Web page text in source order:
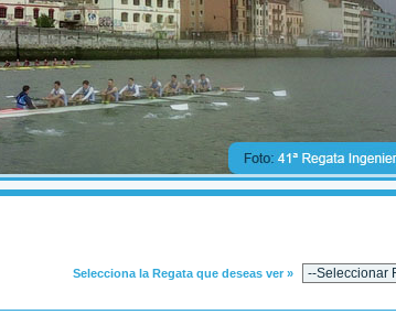
Selecciona la Regata que deseas ver »